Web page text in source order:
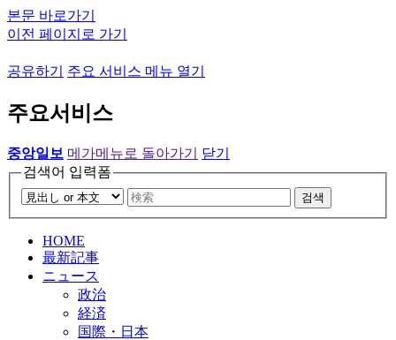
본문 바로가기
이전 페이지로 가기
공유하기 주요 서비스 메뉴 열기
주요서비스
중앙일보 메가메뉴로 돌아가기
닫기
검색어 입력폼
검색
HOME
最新記事
ニュース
政治
経済
国際・日本